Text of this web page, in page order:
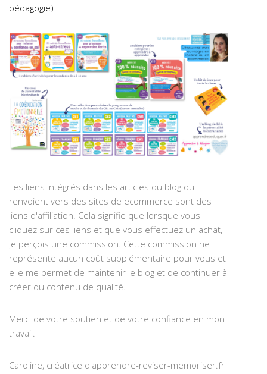
pédagogie)
Les liens intégrés dans les articles du blog qui
renvoient vers des sites de ecommerce sont des
liens d'affiliation. Cela signifie que lorsque vous
cliquez sur ces liens et que vous effectuez un achat,
je perçois une commission. Cette commission ne
représente aucun coût supplémentaire pour vous et
elle me permet de maintenir le blog et de continuer à
créer du contenu de qualité.
Merci de votre soutien et de votre confiance en mon
travail.
Caroline, créatrice d'apprendre-reviser-memoriser.fr